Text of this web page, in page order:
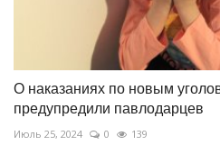
О наказаниях по новым
предупредили павлодарцев
Июль 25, 2024 0 139